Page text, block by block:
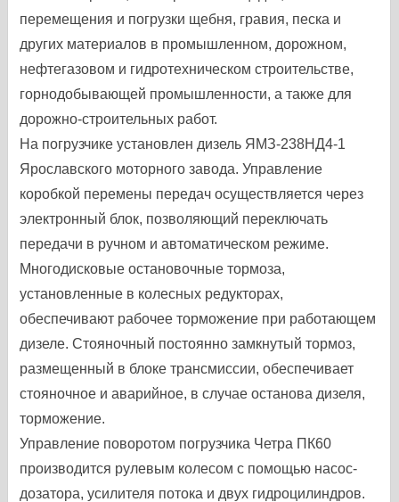
перемещения и погрузки щебня, гравия, песка и
других материалов в промышленном, дорожном,
нефтегазовом и гидротехническом строительстве,
горнодобывающей промышленности, а также для
дорожно-строительных работ.
На погрузчике установлен дизель ЯМЗ-238НД4-1
Ярославского моторного завода. Управление
коробкой перемены передач осуществляется через
электронный блок, позволяющий переключать
передачи в ручном и автоматическом режиме.
Многодисковые остановочные тормоза,
установленные в колесных редукторах,
обеспечивают рабочее торможение при работающем
дизеле. Стояночный постоянно замкнутый тормоз,
размещенный в блоке трансмиссии, обеспечивает
стояночное и аварийное, в случае останова дизеля,
торможение.
Управление поворотом погрузчика Четра ПК60
производится рулевым колесом с помощью насос-
дозатора, усилителя потока и двух гидроцилиндров.